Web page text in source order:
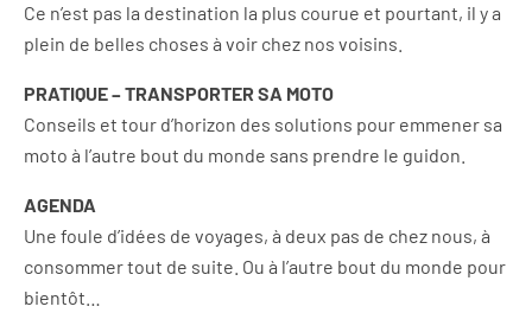
Ce n’est pas la destination la plus courue et pourtant, il y a
plein de belles choses à voir chez nos voisins.
PRATIQUE – TRANSPORTER SA MOTO
Conseils et tour d’horizon des solutions pour emmener sa
moto à l’autre bout du monde sans prendre le guidon.
AGENDA
Une foule d’idées de voyages, à deux pas de chez nous, à
consommer tout de suite. Ou à l’autre bout du monde pour
bientôt…